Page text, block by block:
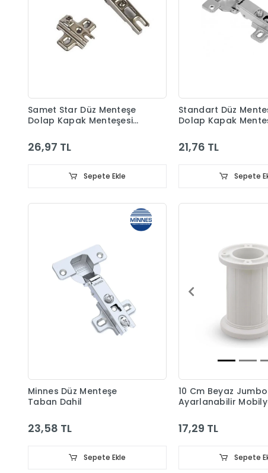
Samet Star Düz Menteşe
Dolap Kapak Menteşesi
26,97 TL
Sepete Ekle
Standart Düz
Dolap Kapak
21,76 TL
Sepete
Minnes Düz Menteşe
Taban Dahil
23,58 TL
Sepete Ekle
10 Cm Beyaz
Ayarlanabilir
17,29 TL
Sepete